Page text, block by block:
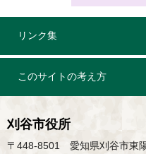
リンク集
このサイトの考え方
刈谷市役所
〒448-8501 愛知県刈谷市東